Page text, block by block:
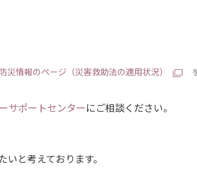
情報のページ（災害救助法の適用状況）
サポートセンターにご相談ください。
と考えております。